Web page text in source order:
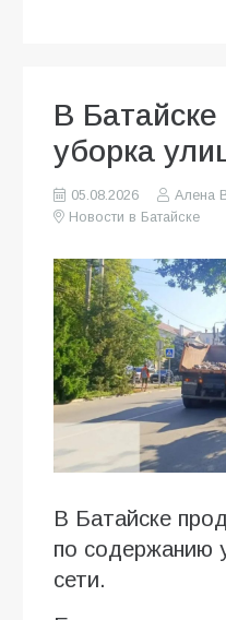
В
уборка
05.08.2026
Алена
Новости в Батайске
В Батайске
по содержанию
сети.